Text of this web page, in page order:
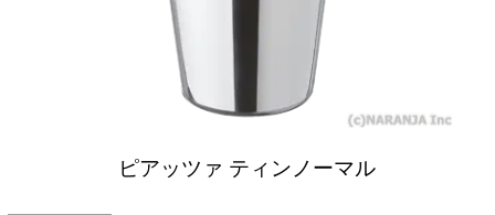
ピアッツァ ティンノーマル